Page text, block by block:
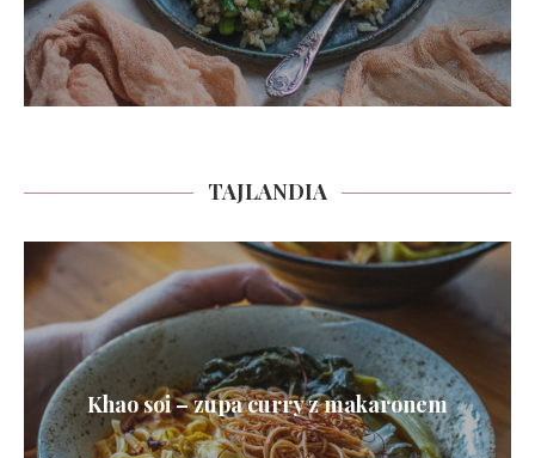
TAJLANDIA
Khao soi – zupa curry z makaronem